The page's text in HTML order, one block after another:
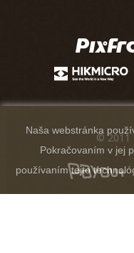
Naša webstránka
Pokračovaním v jej
používaním tejto
© 2011